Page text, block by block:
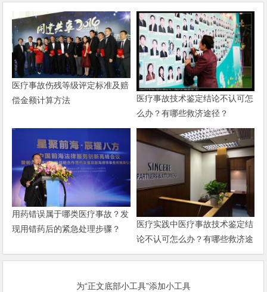
医疗事故伤残等级评定标准及赔
偿金额计算方法
医疗事故技术鉴定结论不认可怎
么办？有哪些救济途径？
用药错误属于哪类医疗事故？发
现用错药后的紧急处理步骤？
医疗实践中医疗事故技术鉴定结
论不认可怎么办？有哪些救济途
径？的法律边界探讨
为“正文底部小工具”添加小工具